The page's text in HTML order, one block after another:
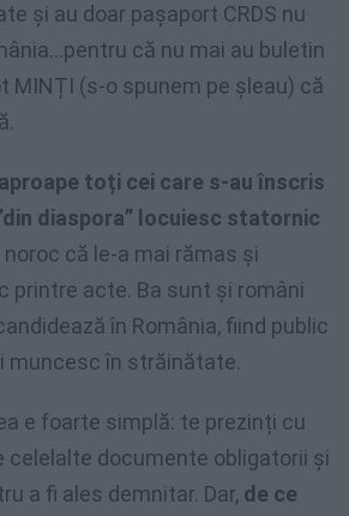
și au doar pașaport CRDS nu
că nu mai au buletin
MINȚI (s-o spunem pe șleau) că
aproape toți cei care s-au înscris
diaspora” locuiesc statornic
noroc că le-a mai rămas și
printre acte. Ba sunt și români
în România, fiind public
muncesc în străinătate.
e foarte simplă: te prezinți cu
celelalte documente obligatorii și
a fi ales demnitar. Dar, de ce